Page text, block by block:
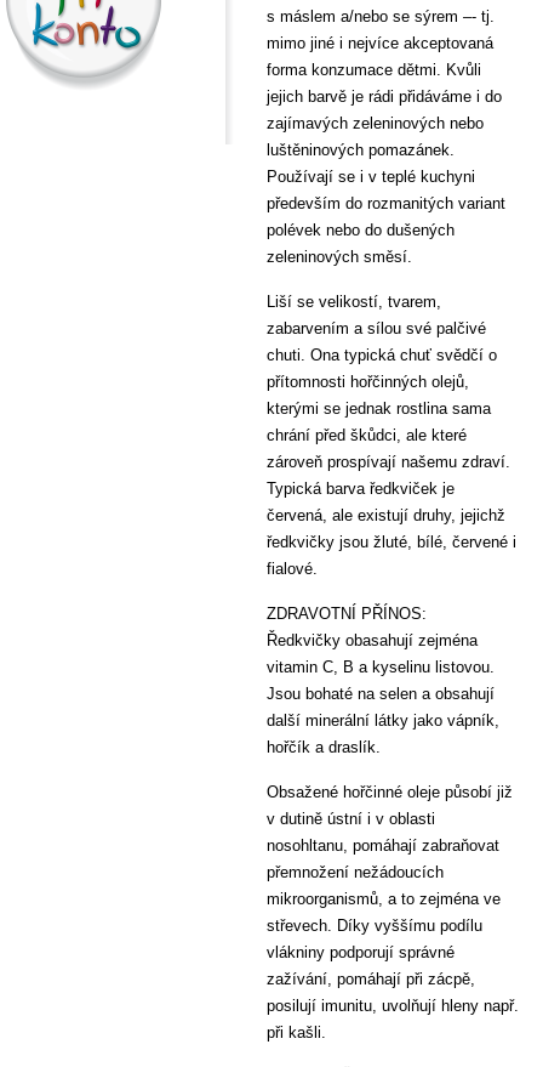
s máslem a/nebo se sýrem –- tj.
mimo jiné i nejvíce akceptovaná
forma konzumace dětmi. Kvůli
jejich barvě je rádi přidáváme i do
zajímavých zeleninových nebo
luštěninových pomazánek.
Používají se i v teplé kuchyni
především do rozmanitých variant
polévek nebo do dušených
zeleninových směsí.
Liší se velikostí, tvarem,
zabarvením a sílou své palčivé
chuti. Ona typická chuť svědčí o
přítomnosti hořčinných olejů,
kterými se jednak rostlina sama
chrání před škůdci, ale které
zároveň prospívají našemu zdraví.
Typická barva ředkviček je
červená, ale existují druhy, jejichž
ředkvičky jsou žluté, bílé, červené i
fialové.
ZDRAVOTNÍ PŘÍNOS:
Ředkvičky obasahují zejména
vitamin C, B a kyselinu listovou.
Jsou bohaté na selen a obsahují
další minerální látky jako vápník,
hořčík a draslík.
Obsažené hořčinné oleje působí již
v dutině ústní i v oblasti
nosohltanu, pomáhají zabraňovat
přemnožení nežádoucích
mikroorganismů, a to zejména ve
střevech. Díky vyššímu podílu
vlákniny podporují správné
zažívání, pomáhají při zácpě,
posilují imunitu, uvolňují hleny např.
při kašli.